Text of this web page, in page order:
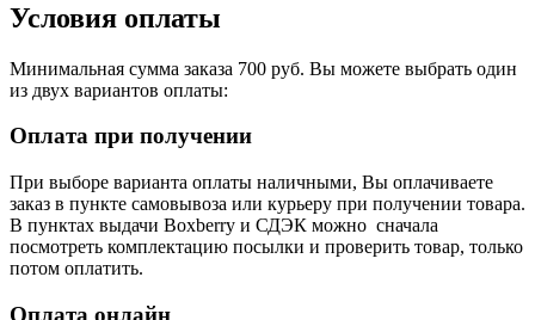
Условия оплаты
Минимальная сумма заказа 700 руб. Вы можете выбрать один
из двух вариантов оплаты:
Оплата при получении
При выборе варианта оплаты наличными, Вы оплачиваете
заказ в пункте самовывоза или курьеру при получении товара.
В пунктах выдачи Boxberry и СДЭК можно сначала
посмотреть комплектацию посылки и проверить товар, только
потом оплатить.
Оплата онлайн